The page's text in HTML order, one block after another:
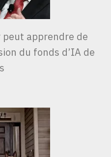
peut apprendre de
du fonds d’IA de